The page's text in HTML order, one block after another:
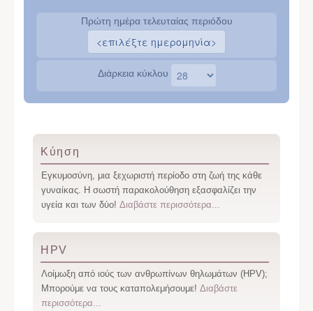
Πρώτη ημέρα τελευταίας περιόδου
Διάρκεια κύκλου
Κύηση
Εγκυμοσύνη, μια ξεχωριστή περίοδο στη ζωή της κάθε
γυναίκας. Η σωστή παρακολούθηση εξασφαλίζει την
υγεία και των δύο!Διαβάστε περισσότερα...
HPV
Λοίμωξη από ιούς των ανθρωπίνων θηλωμάτων (HPV);
Μπορούμε να τους καταπολεμήσουμε!Διαβάστε
περισσότερα...